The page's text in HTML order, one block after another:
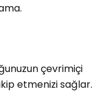
çevrimiçi
etmenizi sağlar.